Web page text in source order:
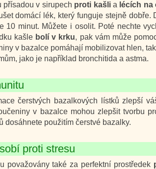
přísadou v sirupech proti kašlia lécích na
domácí lék, který funguje stejně
10 minut. Můžete i osolit. Poté nechte
kašle bolí v krku, pak vám může
v bazalce pomáhají mobilizovat hlen,
jako je například bronchitida a astma.
čerstvých bazalkových lístků zlepší
v bazalce mohou zlepšit tvorbu
dosáhnete použitím čerstvé bazalky.
proti stresu
považovány také za perfektní prostředek